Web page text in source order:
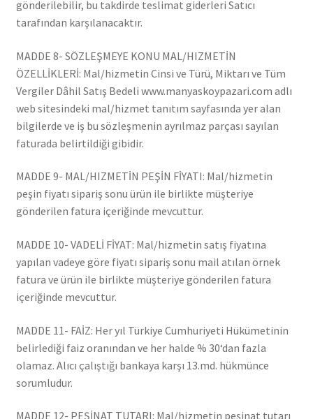
gönderilebilir, bu takdirde teslimat giderleri Satıcı
tarafından karşılanacaktır.
MADDE 8- SÖZLEŞMEYE KONU MAL/HIZMETİN
ÖZELLİKLERİ: Mal/hizmetin Cinsi ve Türü, Miktarı ve Tüm
Vergiler Dâhil Satış Bedeli www.manyaskoypazari.com adlı
web sitesindeki mal/hizmet tanıtım sayfasında yer alan
bilgilerde ve iş bu sözleşmenin ayrılmaz parçası sayılan
faturada belirtildiği gibidir.
MADDE 9- MAL/HIZMETİN PEŞİN FİYATI: Mal/hizmetin
peşin fiyatı sipariş sonu ürün ile birlikte müşteriye
gönderilen fatura içeriğinde mevcuttur.
MADDE 10- VADELİ FİYAT: Mal/hizmetin satış fiyatına
yapılan vadeye göre fiyatı sipariş sonu mail atılan örnek
fatura ve ürün ile birlikte müşteriye gönderilen fatura
içeriğinde mevcuttur.
MADDE 11- FAİZ: Her yıl Türkiye Cumhuriyeti Hükümetinin
belirlediği faiz oranından ve her halde % 30‘dan fazla
olamaz. Alıcı çalıştığı bankaya karşı 13.md. hükmünce
sorumludur.
MADDE 12- PEŞİNAT TUTARI: Mal/hizmetin peşinat tutarı